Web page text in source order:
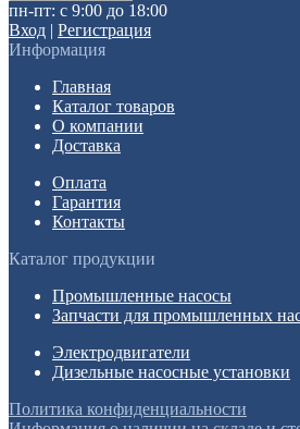
пн-пт: с 9:00 до 18:00
Вход | Регистрация
Информация
Главная
Каталог товаров
О компании
Доставка
Оплата
Гарантия
Контакты
Каталог продукции
Промышленные насосы
Запчасти для промышленных
Электродвигатели
Дизельные насосные установки
Политика конфиденциальности